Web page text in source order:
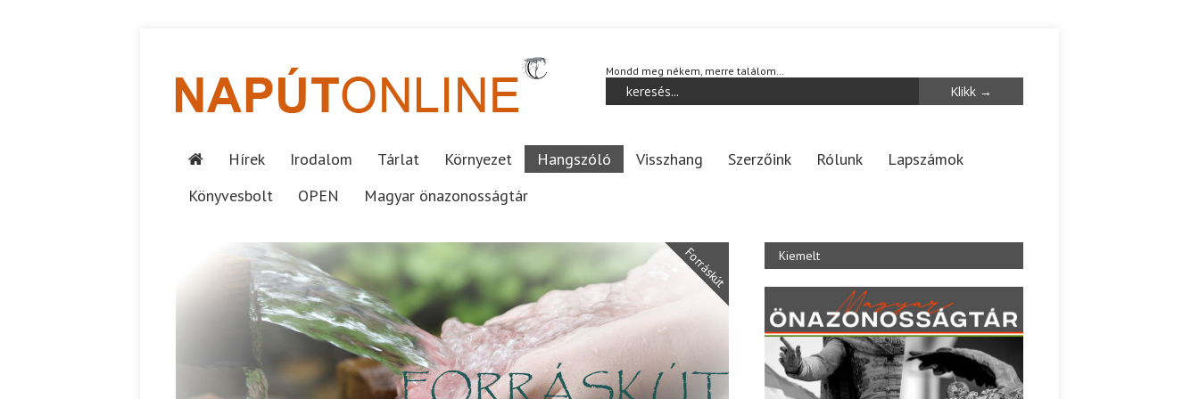
Mondd meg nékem, merre találom…
Hírek Irodalom Tárlat Környezet Hangszóló Visszhang Szerzőink Rólunk
Lapszámok
Könyvesbolt
OPEN Magyar önazonosságtár
Forráskút Kiemelt